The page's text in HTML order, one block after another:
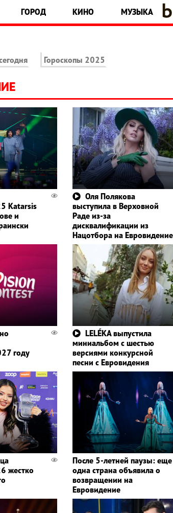
ГОРОД КИНО МУЗЫКА
Гороскопы 2025
Katarsis
и
Оля Полякова
выступила в Верховной
Раде из-за
дисквалификации из
Нацотбора на Евровидение
году
LELÉKA выпустила
миниальбом с шестью
версиями конкурсной
песни с Евровидения
жестко
После 5-летней паузы: еще
одна страна объявила о
возвращении на
Евровидение